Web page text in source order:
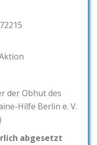
der Obhut des
Hilfe Berlin e. V.
abgesetzt